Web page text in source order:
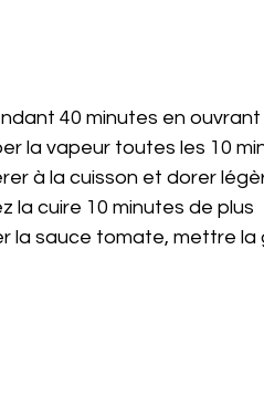
40 minutes en
la vapeur toutes les 10
à la cuisson et dorer
la cuire 10 minutes de plus
la sauce tomate, mettre